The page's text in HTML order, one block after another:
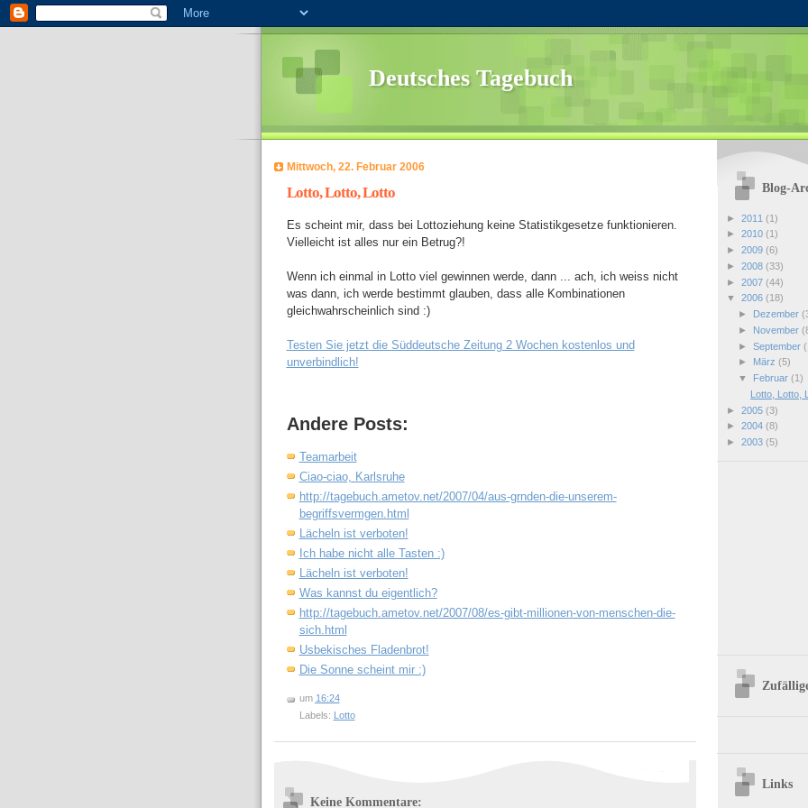
Deutsches Tagebuch
Mittwoch, 22. Februar 2006
Lotto, Lotto, Lotto
Es scheint mir, dass bei Lottoziehung keine Statistikgesetze funktionieren.
Vielleicht ist alles nur ein Betrug?!
Wenn ich einmal in Lotto viel gewinnen werde, dann ... ach, ich weiss nicht
was dann, ich werde bestimmt glauben, dass alle Kombinationen
gleichwahrscheinlich sind :)
Testen Sie jetzt die Süddeutsche Zeitung 2 Wochen kostenlos und
unverbindlich!
Andere Posts:
Teamarbeit
Ciao-ciao, Karlsruhe
http://tagebuch.ametov.net/2007/04/aus-grnden-die-unserem-
begriffsvermgen.html
Lächeln ist verboten!
Ich habe nicht alle Tasten :)
Lächeln ist verboten!
Was kannst du eigentlich?
http://tagebuch.ametov.net/2007/08/es-gibt-millionen-von-menschen-die-
sich.html
Usbekisches Fladenbrot!
Die Sonne scheint mir :)
um 16:24
Labels: Lotto
Keine Kommentare:
Blog-
► 2011 (1)
► 2010 (1)
► 2009 (6)
► 2008 (33)
► 2007 (44)
▼ 2006 (18)
►
Dezember
►
November
► September
►
März (5)
▼
Februar (1)
Lotto, Lotto,
► 2005 (3)
► 2004 (8)
► 2003 (5)
Links